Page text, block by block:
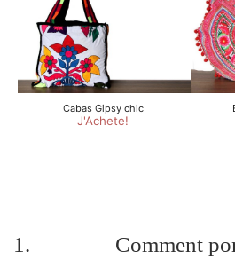
Comment